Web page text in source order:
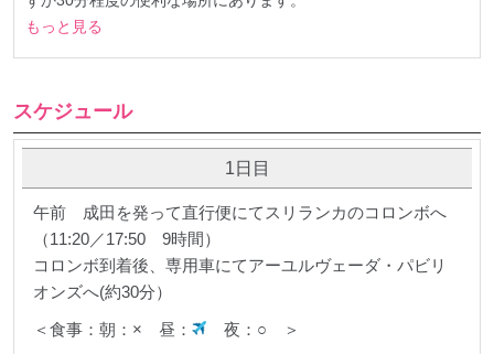
もっと見る
スケジュール
1日目
午前 成田を発って直行便にてスリランカのコロンボへ
（11:20／17:50 9時間）
コロンボ到着後、専用車にてアーユルヴェーダ・パビリ
オンズへ(約30分）
＜食事：朝：× 昼：
夜：○ ＞